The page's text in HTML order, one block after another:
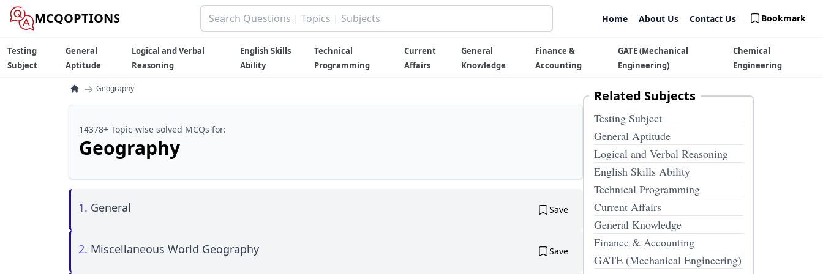
MCQOPTIONS Home About Us Contact Us Bookmark
Testing
Subject
General
Aptitude
Logical and Verbal
Reasoning
English Skills
Ability
Technical
Programming
Current
Affairs
General
Knowledge
Finance &
Accounting
GATE (Mechanical
Engineering)
Chemical
Engineering
→ Geography
14378+ Topic-wise solved MCQs for:
Geography
1. General Save
2. Miscellaneous World Geography Save
Related Subjects
Testing Subject
General Aptitude
Logical and Verbal Reasoning
English Skills Ability
Technical Programming
Current Affairs
General Knowledge
Finance & Accounting
GATE (Mechanical Engineering)